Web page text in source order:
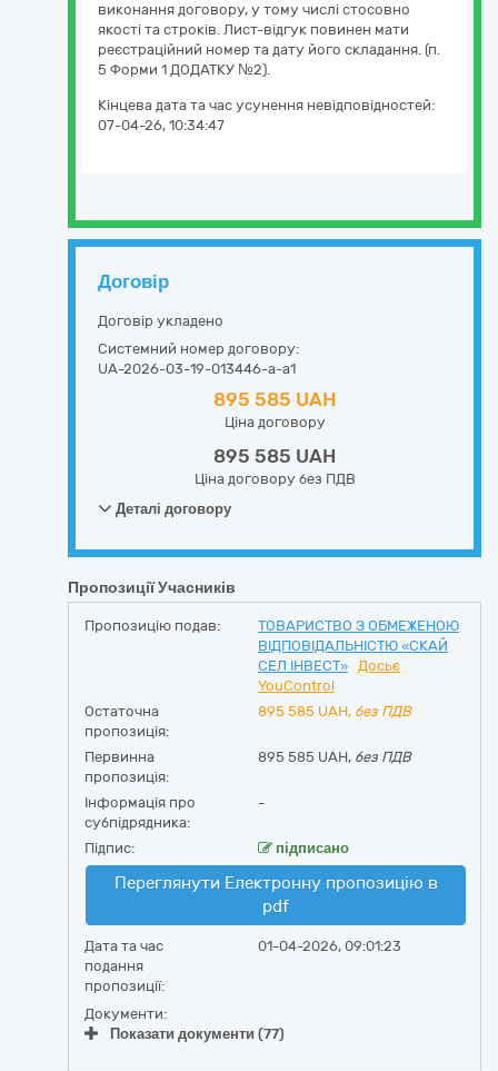
виконання договору, у тому числі стосовно
якості та строків. Лист-відгук повинен мати
реєстраційний номер та дату його складання. (п.
5 Форми 1 ДОДАТКУ №2).
Кінцева дата та час усунення невідповідностей:
07-04-26, 10:34:47
Договір
Договір укладено
Системний номер договору:
UA-2026-03-19-013446-a-a1
895 585 UAH
Ціна договору
895 585 UAH
Ціна договору без ПДВ
Деталі договору
Пропозиції Учасників
Пропозицію подав:
ТОВАРИСТВО З ОБМЕЖЕНОЮ
ВІДПОВІДАЛЬНІСТЮ «СКАЙ
СЕЛ ІНВЕСТ»
Досьє
YouControl
Остаточна
пропозиція:
895 585 UAH, без ПДВ
Первинна
пропозиція:
895 585 UAH, без ПДВ
Інформація про
субпідрядника:
-
Підпис: підписано
Переглянути Електронну пропозицію в
pdf
Дата та час
подання
пропозиції:
01-04-2026, 09:01:23
Документи:
Показати документи (77)